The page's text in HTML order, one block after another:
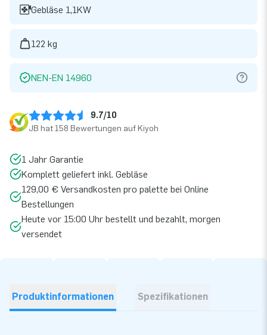
Gebläse 1,1KW
122 kg
NEN-EN 14960
9.7/10
JB hat 158 Bewertungen auf Kiyoh
1 Jahr Garantie
Komplett geliefert inkl. Gebläse
129,00 € Versandkosten pro palette bei Online
Bestellungen
Heute vor 15:00 Uhr bestellt und bezahlt, morgen
versendet
Produktinformationen Spezifikationen